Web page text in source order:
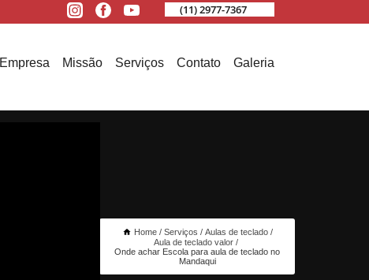
(11) 2977-7367
Empresa Missão Serviços Contato Galeria
Home Serviços
Aulas de teclado
Aula de teclado valor
Onde achar Escola para aula de teclado no
Mandaqui